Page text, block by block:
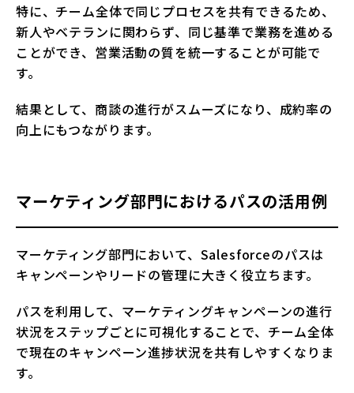
特に、チーム全体で同じプロセスを共有できるため、
新人やベテランに関わらず、同じ基準で業務を進める
ことができ、営業活動の質を統一することが可能で
す。
結果として、商談の進行がスムーズになり、成約率の
向上にもつながります。
マーケティング部門におけるパスの活用例
マーケティング部門において、Salesforceのパスは
キャンペーンやリードの管理に大きく役立ちます。
パスを利用して、マーケティングキャンペーンの進行
状況をステップごとに可視化することで、チーム全体
で現在のキャンペーン進捗状況を共有しやすくなりま
す。